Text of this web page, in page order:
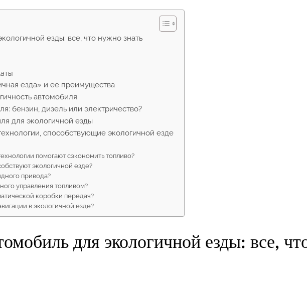
езды: все, что нужно знать
езда» и ее преимущества
автомобиля
бензин, дизель или электричество?
для экологичной езды
способствующие экологичной езде
помогают сэкономить топливо?
экологичной езде?
привода?
управления топливом?
коробки передач?
в экологичной езде?
для экологичной езды: все,